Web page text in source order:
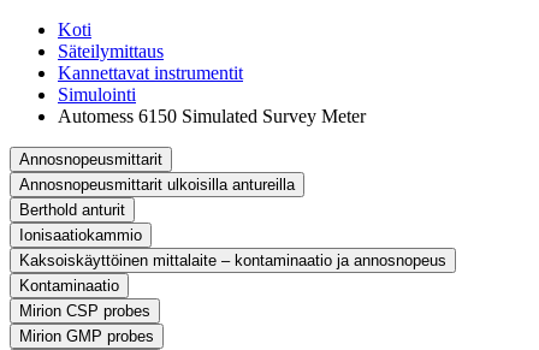
Koti
Säteilymittaus
Kannettavat instrumentit
Simulointi
Automess 6150 Simulated Survey Meter
Annosnopeusmittarit
Annosnopeusmittarit ulkoisilla antureilla
Berthold anturit
Ionisaatiokammio
Kaksoiskäyttöinen mittalaite – kontaminaatio ja annosnopeus
Kontaminaatio
Mirion CSP probes
Mirion GMP probes